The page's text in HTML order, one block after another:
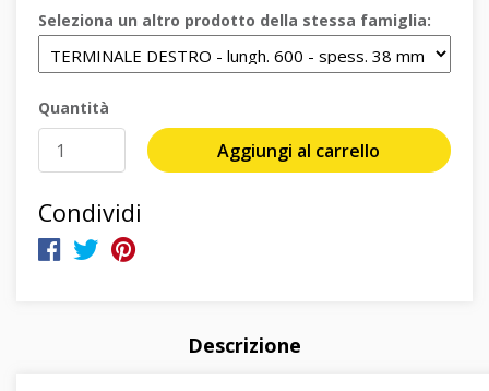
Seleziona un altro prodotto della stessa famiglia:
Quantità
Aggiungi al carrello
Condividi
Descrizione